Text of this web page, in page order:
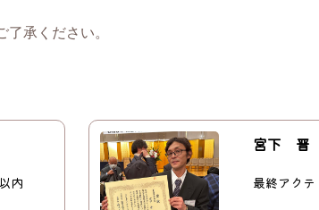
承ください。
内
宮下 晋
最終アク